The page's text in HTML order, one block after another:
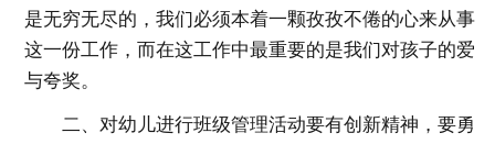
是无穷无尽的，我们必须本着一颗孜孜不倦的心来从事
这一份工作，而在这工作中最重要的是我们对孩子的爱
与夸奖。
二、对幼儿进行班级管理活动要有创新精神，要勇